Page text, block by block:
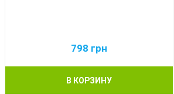
798 грн
В КОРЗИНУ